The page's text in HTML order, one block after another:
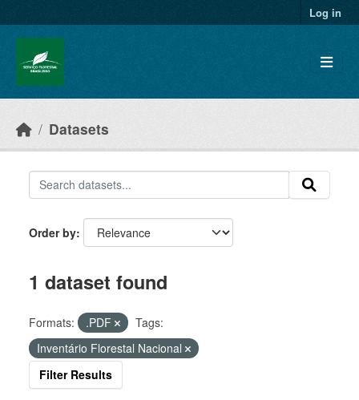
Log in
Datasets
Order by
1 dataset found
Formats: .PDF
Tags:
Inventário Florestal Nacional
Filter Results